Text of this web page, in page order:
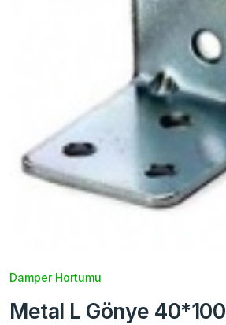
Damper Hortumu
Metal L Gönye 40*100